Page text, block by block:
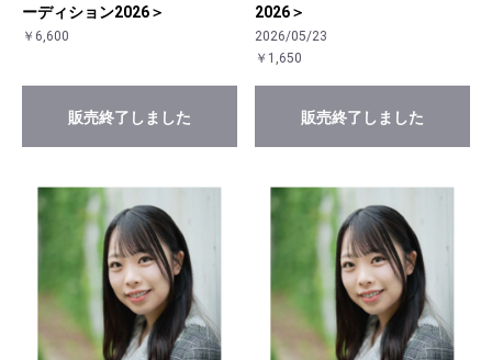
ーディション2026＞
￥6,600
販売終了しました
2026＞
2026/05/23
￥1,650
販売終了しました